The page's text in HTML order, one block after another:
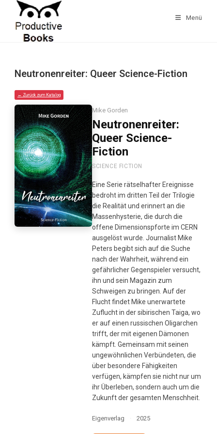
springen
Menü
Neutronenreiter: Queer Science-Fiction
← Zurück zum Katalog
Mike Gorden
Neutronenreiter:
Queer Science-
Fiction
SCIENCE FICTION
Eine Serie rätselhafter Ereignisse
bedroht im dritten Teil der Trilogie
die Realität und erinnert an die
Massenhysterie, die durch die
offene Dimensionspforte im CERN
ausgelöst wurde. Journalist Mike
Peters begibt sich auf die Suche
nach der Wahrheit, während ein
gefährlicher Gegenspieler versucht,
ihn und sein Magazin zum
Schweigen zu bringen. Auf der
Flucht findet Mike unerwartete
Zuflucht in der sibirischen Taiga, wo
er auf einen russischen Oligarchen
trifft, der mit eigenen Dämonen
kämpft. Gemeinsam mit seinen
ungewöhnlichen Verbündeten, die
über besondere Fähigkeiten
verfügen, kämpfen sie nicht nur um
ihr Überleben, sondern auch um die
Zukunft der gesamten Menschheit.
Eigenverlag · 2025